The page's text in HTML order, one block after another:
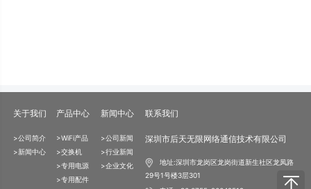
关于我们
>公司简介
>新闻中心
产品中心
>WiFi产品
>交换机
>专用电源
>专用配件
新闻中心
>公司新闻
>行业新闻
>企业文化
联系我们
深圳市后天无限网络通信技术有限公司
地址:深圳市龙岗区龙岗街道新生社区龙凤路
29号1号楼3层301